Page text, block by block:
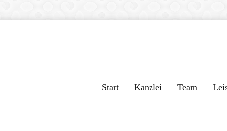
Start Kanzlei Team